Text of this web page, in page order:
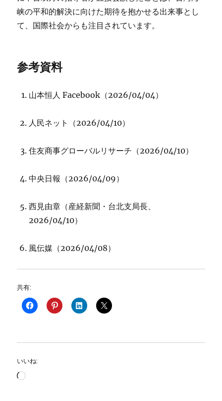
峡の平和的解決に向けた期待を抱かせる出来事とし
て、国際社会からも注目されています。
参考資料
山本恒人 Facebook（2026/04/04）
人民ネット（2026/04/10）
住友商事グローバルリサーチ（2026/04/10）
中央日報（2026/04/09）
西見由章（産経新聞・台北支局長、
2026/04/10）
風伝媒（2026/04/08）
共有:
いいね:
読